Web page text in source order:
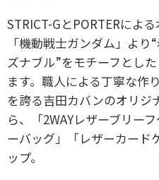
STRICT-GとPORTERによ
「機動戦士ガンダム」よ
ズナブル”をモチーフとし
ます。職人による丁寧な作
を誇る吉田カバンのオリジ
ら、「2WAYレザーブリー
ーバッグ」「レザーカード
ップ。